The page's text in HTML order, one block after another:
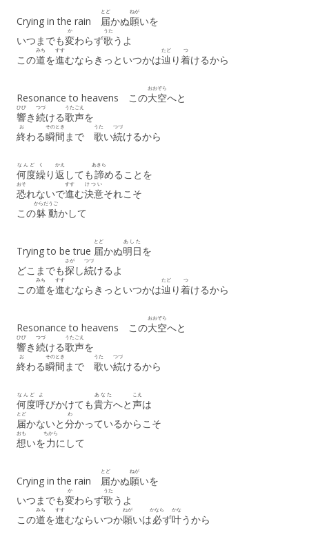
Crying in the rain 届
とど
かぬ願
ねが
いを
いつまでも変
か
わらず歌
うた
うよ
この道
みち
を進
すす
むならきっといつかは辿
たど
り着
つ
けるから
Resonance to heavens この大空
おおぞら
へと
響
ひび
き続
つづ
ける歌声
うたごえ
を
終
お
わる瞬間
そのとき
まで 歌
うた
い続
つづ
けるから
何度
なんど
繰
く
り返
かえ
しても諦
あきら
めることを
恐
おそ
れないで進
すす
む決意
けつい
それこそ
この躰
からだ
動
うご
かして
Trying to be true 届
とど
かぬ明日
あした
を
どこまでも探
さが
し続
つづ
けるよ
この道
みち
を進
すす
むならきっといつかは辿
たど
り着
つ
けるから
Resonance to heavens この大空
おおぞら
へと
響
ひび
き続
つづ
ける歌声
うたごえ
を
終
お
わる瞬間
そのとき
まで 歌
うた
い続
つづ
けるから
何度
なんど
呼
よ
びかけても貴方
あなた
へと声
こえ
は
届
とど
かないと分
わ
かっているからこそ
想
おも
いを力
ちから
にして
Crying in the rain 届
とど
かぬ願
ねが
いを
いつまでも変
か
わらず歌
うた
うよ
この道
みち
を進
すす
むならいつか願
ねが
いは必
かなら
ず叶
かな
うから